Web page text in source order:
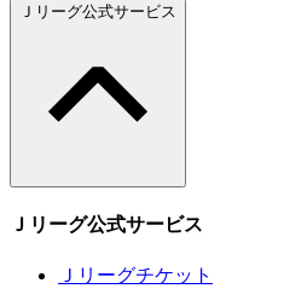
Ｊリーグ公式サービス
Ｊリーグ公式サービス
Ｊリーグチケット